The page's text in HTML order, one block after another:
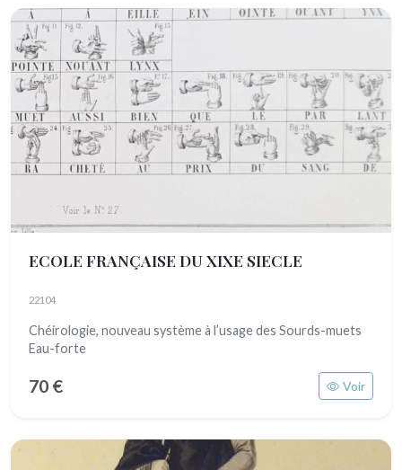
ECOLE FRANÇAISE DU XIXE SIECLE
22104
Chéirologie, nouveau système à l’usage des Sourds-muets
Eau-forte
70 € Voir